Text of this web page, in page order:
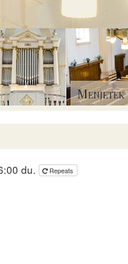
Menjetek
du. Repeats